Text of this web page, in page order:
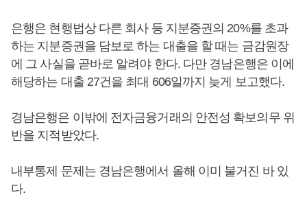
은행은 현행법상 다른 회사 등 지분증권의 20%를 초과
하는 지분증권을 담보로 하는 대출을 할 때는 금감원장
에 그 사실을 곧바로 알려야 한다. 다만 경남은행은 이에
해당하는 대출 27건을 최대 606일까지 늦게 보고했다.
경남은행은 이밖에 전자금융거래의 안전성 확보의무 위
반을 지적받았다.
내부통제 문제는 경남은행에서 올해 이미 불거진 바 있
다.